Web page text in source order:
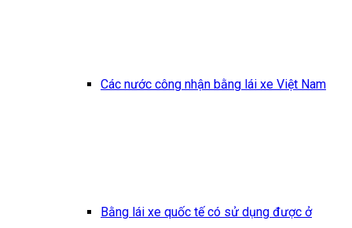
Các nước công nhận bằng lái xe Việt Nam
Bằng lái xe quốc tế có sử dụng được ở